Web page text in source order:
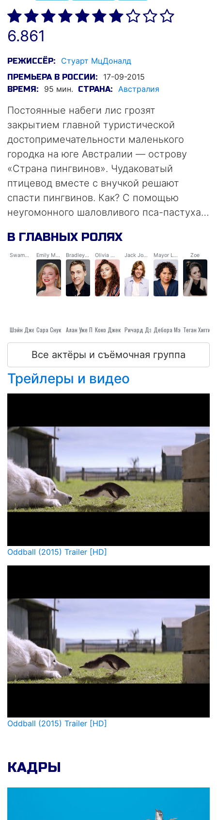
6.861
РЕЖИССЁР: Стуарт МцДоналд
ПРЕМЬЕРА В РОССИИ: 17-09-2015
ВРЕМЯ: 95 мин. СТРАНА: Австралия
Постоянные набеги лис грозят
закрытием главной туристической
достопримечательности маленького
городка на юге Австралии — острову
«Страна пингвинов». Чудаковатый
птицевод вместе с внучкой решают
спасти пингвинов. Как? С помощью
неугомонного шаловливого пса-пастуха…
В ГЛАВНЫХ РОЛЯХ
Swampy Marsh
Шэйн Джейкобсон
Emily Marsh
Сара Снук
Bradley Slater
Алан Уже По Дороге Они Сталкиваются
Olivia Marsh
Коко Джек Гиллис
Jack Jones
Ричард Дэвис
Mayor Lake / Narrator
Дебора Мэйлман
Zoe
Все актёры и съёмочная группа
Трейлеры и видео
Oddball (2015) Trailer [HD]
Oddball (2015) Trailer [HD]
КАДРЫ